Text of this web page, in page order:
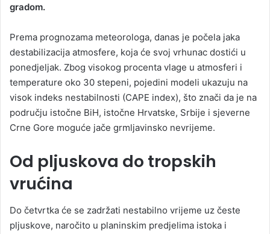
gradom.
Prema prognozama meteorologa, danas je počela jaka
destabilizacija atmosfere, koja će svoj vrhunac dostići u
ponedjeljak. Zbog visokog procenta vlage u atmosferi i
temperature oko 30 stepeni, pojedini modeli ukazuju na
visok indeks nestabilnosti (CAPE index), što znači da je na
području istočne BiH, istočne Hrvatske, Srbije i sjeverne
Crne Gore moguće jače grmljavinsko nevrijeme.
Od pljuskova do tropskih
vrućina
Do četvrtka će se zadržati nestabilno vrijeme uz česte
pljuskove, naročito u planinskim predjelima istoka i